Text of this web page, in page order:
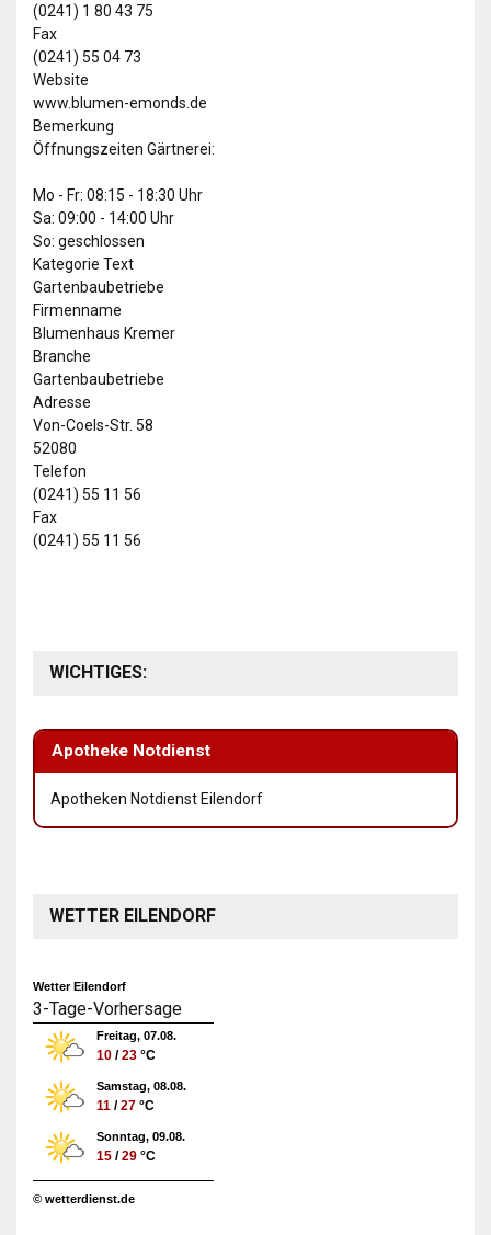
(0241) 1 80 43 75
Fax
(0241) 55 04 73
Website
www.blumen-emonds.de
Bemerkung
Öffnungszeiten Gärtnerei:
Mo - Fr: 08:15 - 18:30 Uhr
Sa: 09:00 - 14:00 Uhr
So: geschlossen
Kategorie Text
Gartenbaubetriebe
Firmenname
Blumenhaus Kremer
Branche
Gartenbaubetriebe
Adresse
Von-Coels-Str. 58
52080
Telefon
(0241) 55 11 56
Fax
(0241) 55 11 56
WICHTIGES:
Apotheke Notdienst
Apotheken Notdienst Eilendorf
WETTER EILENDORF
Wetter Eilendorf
3-Tage-Vorhersage
Freitag, 07.08.
10 /23 °C
Samstag, 08.08.
11 /27 °C
Sonntag, 09.08.
15 /29 °C
© wetterdienst.de